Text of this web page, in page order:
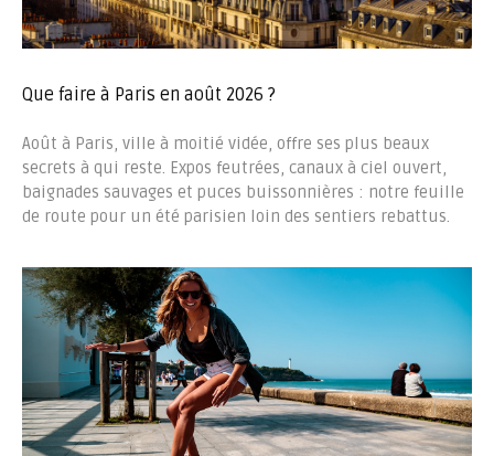
Que faire à Paris en août 2026 ?
Août à Paris, ville à moitié vidée, offre ses plus beaux
secrets à qui reste. Expos feutrées, canaux à ciel ouvert,
baignades sauvages et puces buissonnières : notre feuille
de route pour un été parisien loin des sentiers rebattus.